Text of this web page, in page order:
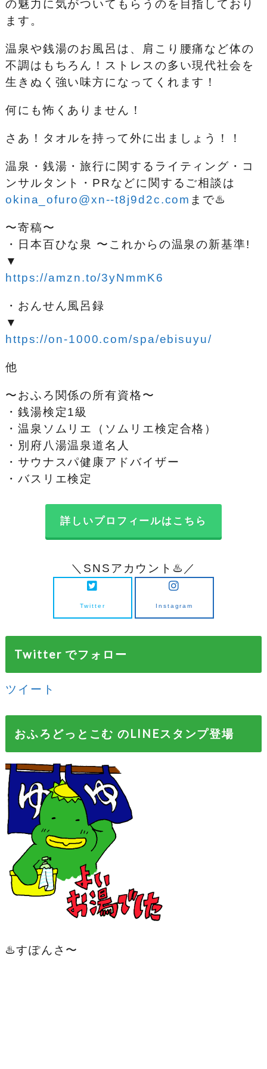
の魅力に気がついてもらうのを目指しており
ます。
温泉や銭湯のお風呂は、肩こり腰痛など体の
不調はもちろん！ストレスの多い現代社会を
生きぬく強い味方になってくれます！
何にも怖くありません！
さあ！タオルを持って外に出ましょう！！
温泉・銭湯・旅行に関するライティング・コ
ンサルタント・PRなどに関するご相談は
okina_ofuro@xn--t8j9d2c.com まで♨️
〜寄稿〜
・日本百ひな泉 〜これからの温泉の新基準!
▼
https://amzn.to/3yNmmK6
・おんせん風呂録
▼
https://on-1000.com/spa/ebisuyu/
他
〜おふろ関係の所有資格〜
・銭湯検定1級
・温泉ソムリエ（ソムリエ検定合格）
・別府八湯温泉道名人
・サウナスパ健康アドバイザー
・バスリエ検定
詳しいプロフィールはこちら
＼SNSアカウント♨️／
Twitter Instagram
Twitter でフォロー
ツイート
おふろどっとこむ のLINEスタンプ登場
♨️すぽんさ〜